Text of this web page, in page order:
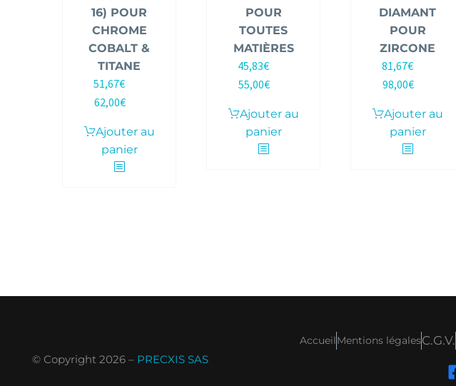
16) POUR
CHROME
COBALT &
TITANE
51,67€
62,00€
Ajouter au
panier
POUR
TOUTES
MATIÈRES
45,83€
55,00€
Ajouter au
panier
DIAMANT
POUR
ZIRCONE
81,67€
98,00€
Ajouter au
panier
© Copyright 2026 – PRECXIS SAS
AccueilMentions légalesC.G.V.